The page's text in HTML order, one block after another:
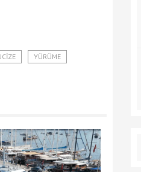
YÜRÜME